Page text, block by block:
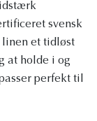
svensk
et tidløst
at holde i og
perfekt til